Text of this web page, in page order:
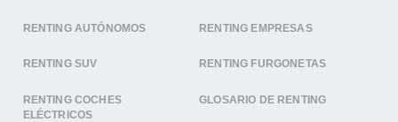
RENTING AUTÓNOMOS RENTING EMPRESAS
RENTING SUV RENTING FURGONETAS
RENTING COCHES
ELÉCTRICOS
GLOSARIO DE RENTING